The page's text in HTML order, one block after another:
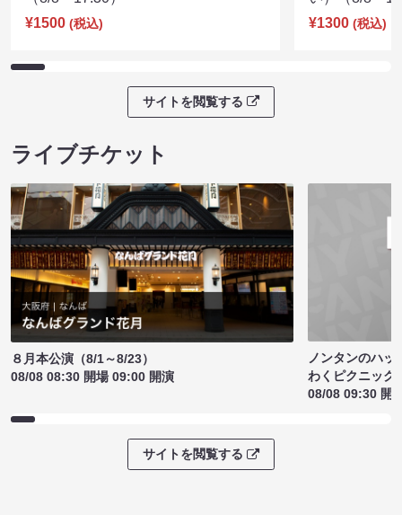
¥1500 (税込)
¥1300 (税込)
サイトを閲覧する
ライブチケット
８月本公演（8/1～8/23）
08/08 08:30 開場 09:00 開演
ノンタンのハッ
わくピクニック
08/08 09:30 開
サイトを閲覧する